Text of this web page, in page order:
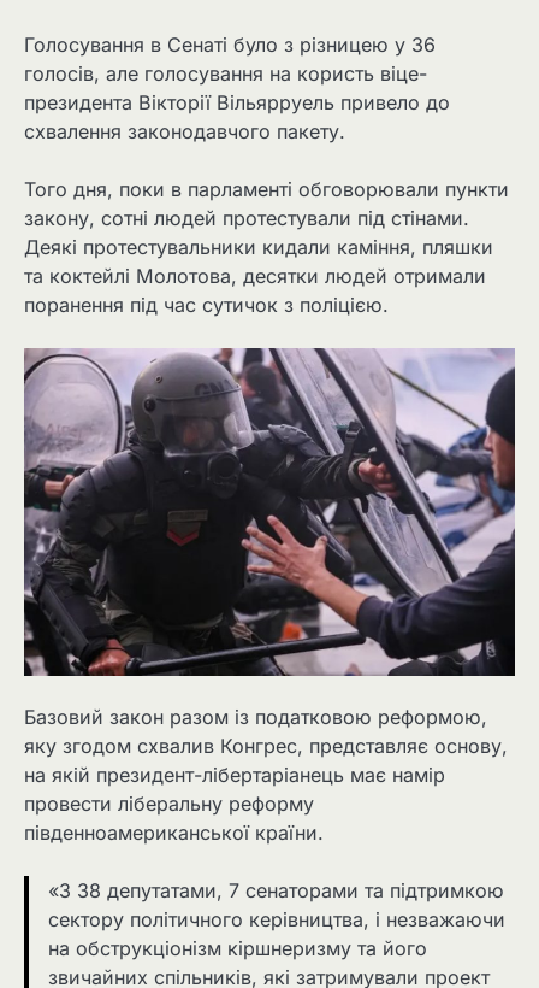
Голосування в Сенаті було з різницею у 36
голосів, але голосування на користь віце-
президента Вікторії Вільярруель привело до
схвалення законодавчого пакету.
Того дня, поки в парламенті обговорювали пункти
закону, сотні людей протестували під стінами.
Деякі протестувальники кидали каміння, пляшки
та коктейлі Молотова, десятки людей отримали
поранення під час сутичок з поліцією.
Базовий закон разом із податковою реформою,
яку згодом схвалив Конгрес, представляє основу,
на якій президент-лібертаріанець має намір
провести ліберальну реформу
південноамериканської країни.
«З 38 депутатами, 7 сенаторами та підтримкою
сектору політичного керівництва, і незважаючи
на обструкціонізм кіршнеризму та його
звичайних спільників, які затримували проект